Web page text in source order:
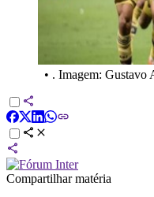
• . Imagem: Gustavo
Compartilhar matéria